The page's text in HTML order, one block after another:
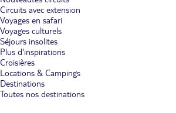
Circuits avec extension
Voyages en safari
Voyages culturels
Séjours insolites
Plus d'inspirations
Croisières
Locations & Campings
Destinations
Toutes nos destinations